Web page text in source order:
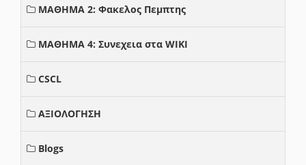
ΜΑΘΗΜΑ 2: Φακελος Πεμπτης
ΜΑΘΗΜΑ 4: Συνεχεια στα WIKI
CSCL
ΑΞΙΟΛΟΓΗΣΗ
Blogs